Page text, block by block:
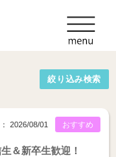
絞り込み検索
おすすめ
2026/08/01
＆新卒生歓迎！